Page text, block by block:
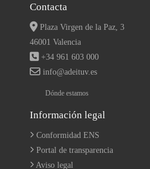
Contacta
Plaza Virgen de la Paz, 3
46001 Valencia
+34 961 603 000
info@adeituv.es
Dónde estamos
Información legal
Conformidad ENS
Portal de transparencia
Aviso legal